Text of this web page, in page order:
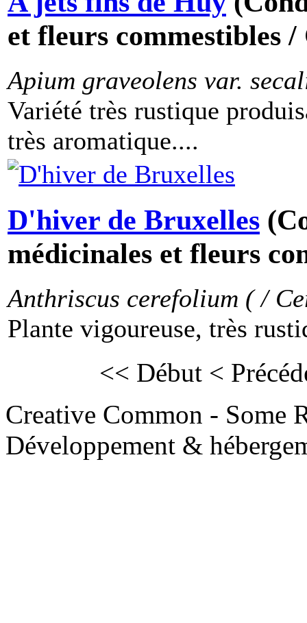
et fleurs commestibles
Apium graveolens var.
Variété très rustique
très aromatique....
D'hiver de Bruxelles
médicinales et fleurs
Anthriscus cerefolium ( /
Plante vigoureuse, très
<< Début <
Creative Common - Some
Développement &